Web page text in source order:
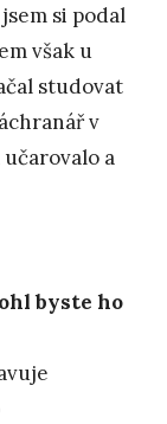
si podal
však u
studovat
v
a
byste ho